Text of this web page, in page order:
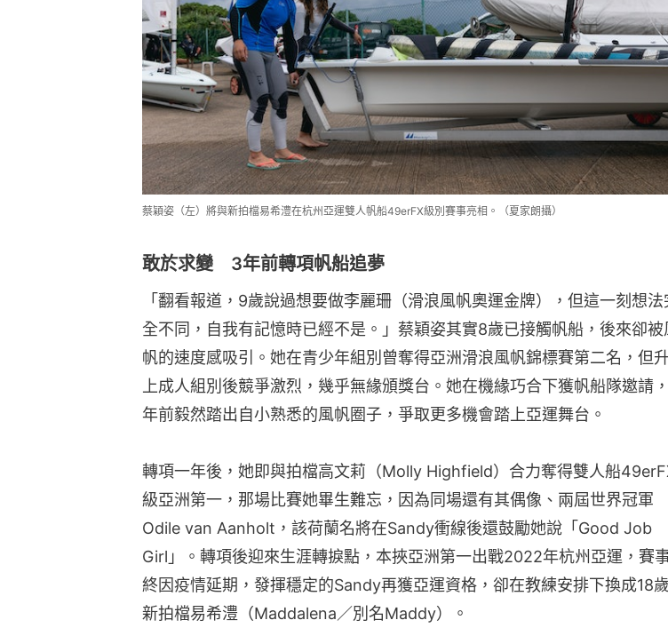
蔡穎姿（左）將與新拍檔易希澧在杭州亞運雙人帆船49erFX級別賽事亮相。（夏家朗攝）
敢於求變 3年前轉項帆船追夢
「翻看報道，9歲說過想要做李麗珊（滑浪風帆奧運金牌），但這一刻想法
全不同，自我有記憶時已經不是。」蔡穎姿其實8歲已接觸帆船，後來卻被
帆的速度感吸引。她在青少年組別曾奪得亞洲滑浪風帆錦標賽第二名，但升
上成人組別後競爭激烈，幾乎無緣頒獎台。她在機緣巧合下獲帆船隊邀請
年前毅然踏出自小熟悉的風帆圈子，爭取更多機會踏上亞運舞台。
轉項一年後，她即與拍檔高文莉（Molly Highfield）合力奪得雙人船
級亞洲第一，那場比賽她畢生難忘，因為同場還有其偶像、兩屆世界冠軍
Odile van Aanholt，該荷蘭名將在Sandy衝線後還鼓勵她說「Good Job
Girl」。轉項後迎來生涯轉捩點，本挾亞洲第一出戰2022年杭州亞運，賽
終因疫情延期，發揮穩定的Sandy再獲亞運資格，卻在教練安排下換成18歲
新拍檔易希澧（Maddalena／別名Maddy）。